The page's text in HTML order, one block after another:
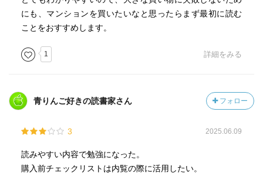
にも、マンションを買いたいなと思ったらまず最初に読む
ことをおすすめします。
1 詳細をみる
青りんご好きの読書家さん フォロー
3 2025.06.09
読みやすい内容で勉強になった。
購入前チェックリストは内覧の際に活用したい。